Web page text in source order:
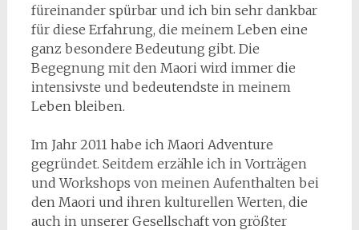
füreinander spürbar und ich bin sehr dankbar
für diese Erfahrung, die meinem Leben eine
ganz besondere Bedeutung gibt. Die
Begegnung mit den Maori wird immer die
intensivste und bedeutendste in meinem
Leben bleiben.
Im Jahr 2011 habe ich Maori Adventure
gegründet. Seitdem erzähle ich in Vorträgen
und Workshops von meinen Aufenthalten bei
den Maori und ihren kulturellen Werten, die
auch in unserer Gesellschaft von größter